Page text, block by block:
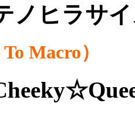
ノヒラサ
Macro）